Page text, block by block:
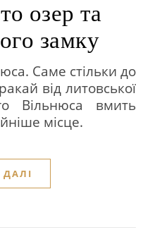
озер та
замку
від литовської
Вільнюса вмить
місце.